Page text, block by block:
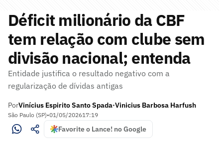
Déficit milionário da CBF
tem relação com clube sem
divisão nacional; entenda
Entidade justifica o resultado negativo com a
regularização de dívidas antigas
PorVinícius Espirito Santo Spada•Vinicius Barbosa Harfush
São Paulo (SP)•01/05/202617:19
Favorite o Lance! no Google